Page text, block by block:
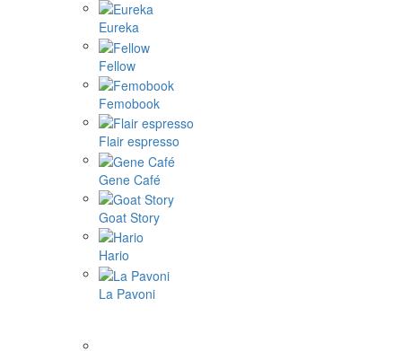
Eureka
Fellow
Femobook
Flair espresso
Gene Café
Goat Story
Hario
La Pavoni